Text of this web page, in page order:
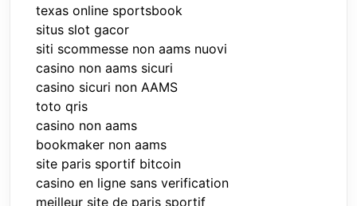
texas online sportsbook
situs slot gacor
siti scommesse non aams nuovi
casino non aams sicuri
casino sicuri non AAMS
toto qris
casino non aams
bookmaker non aams
site paris sportif bitcoin
casino en ligne sans verification
meilleur site de paris sportif